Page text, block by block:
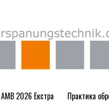
AMB 2026 Екстра Практика